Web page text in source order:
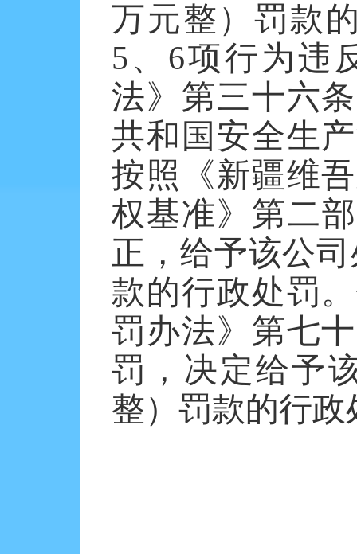
万元整）罚款
5、6项行为违
法》第三十六
共和国安全生
按照《新疆维
权基准》第二
正，给予该公
款的行政处罚
罚办法》第七
罚，决定给予
整）罚款的行政